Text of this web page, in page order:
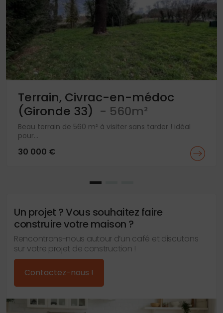
Terrain, Civrac-en-médoc
(Gironde 33) - 560m²
Beau terrain de 560 m² à visiter sans tarder ! idéal
pour...
30 000 €
Un projet ? Vous souhaitez faire
construire votre maison ?
Rencontrons-nous autour d’un café et discutons
sur votre projet de construction !
Contactez-nous !